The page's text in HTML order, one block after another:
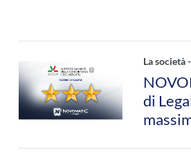
La società -
di